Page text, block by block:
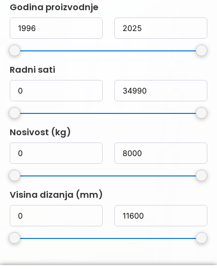
Godina proizvodnje
Radni sati
Nosivost (kg)
Visina dizanja (mm)